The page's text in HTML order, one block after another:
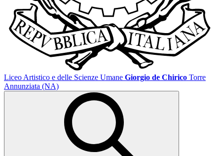
Liceo Artistico e delle Scienze Umane Giorgio de Chirico Torre
Annunziata (NA)